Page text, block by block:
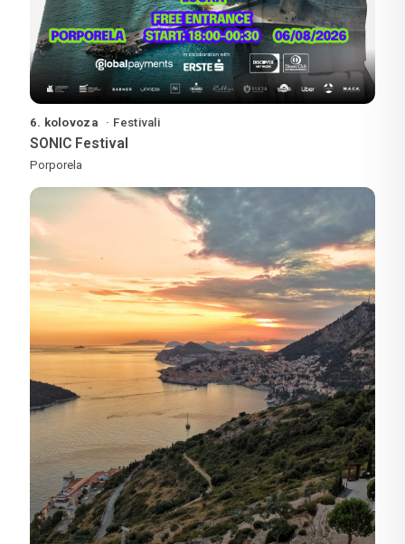
6. kolovoza Festivali
SONIC Festival
Porporela